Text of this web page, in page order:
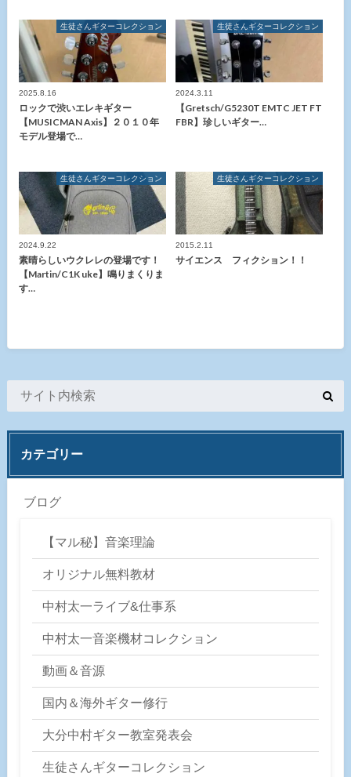
生徒さんギターコレクション
2025.8.16
ロックで渋いエレキギター
【MUSICMAN Axis】２０１０年
モデル登場で…
生徒さんギターコレクション
2024.3.11
【Gretsch/G5230T EMTC JET FT
FBR】珍しいギター…
生徒さんギターコレクション
2024.9.22
素晴らしいウクレレの登場です！
【Martin/C1K uke】鳴りまくりま
す…
生徒さんギターコレクション
2015.2.11
サイエンス フィクション！！
カテゴリー
ブログ
【マル秘】音楽理論
オリジナル無料教材
中村太一ライブ&仕事系
中村太一音楽機材コレクション
動画＆音源
国内＆海外ギター修行
大分中村ギター教室発表会
生徒さんギターコレクション